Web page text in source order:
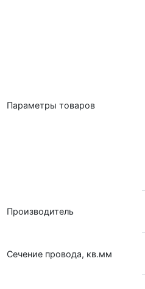
Параметры товаров
Производитель
Cечение провода, кв.мм